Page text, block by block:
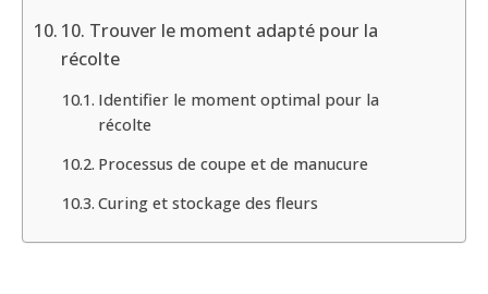
10. Trouver le moment adapté pour la
récolte
Identifier le moment optimal pour la
récolte
Processus de coupe et de manucure
Curing et stockage des fleurs